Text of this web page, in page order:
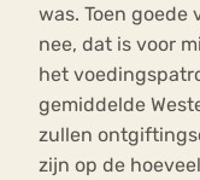
was. Toen goede
nee, dat is voor
het
gemiddelde
zullen
zijn op de